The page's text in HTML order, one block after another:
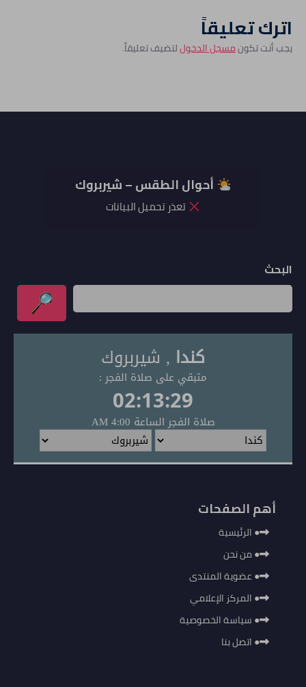
اترك تعليقاً
يجب أنت تكونمسجل الدخوللتضيف تعليقاً.
أحوال الطقس – شيربروك
تعذر تحميل البيانات
البحث
أهم الصفحات
●الرئيسية
●من نحن
●عضوية المنتدى
●المركز الإعلامي
●سياسة الخصوصية
●اتصل بنا